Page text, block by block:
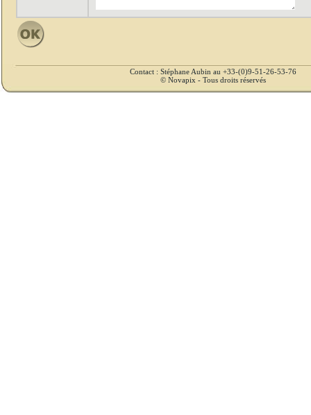
Contact : Stéphane Aubin au +33-(0)9-51-26-53-76
© Novapix - Tous droits réservés